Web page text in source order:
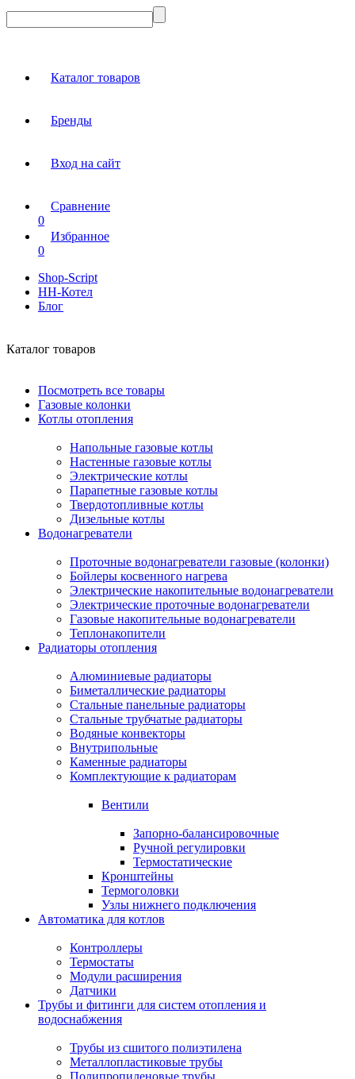
Каталог товаров
Бренды
Вход на сайт
Сравнение
0
Избранное
0
Shop-Script
НН-Котел
Блог
Каталог товаров
Посмотреть все товары
Газовые колонки
Котлы отопления
Напольные газовые котлы
Настенные газовые котлы
Электрические котлы
Парапетные газовые котлы
Твердотопливные котлы
Дизельные котлы
Водонагреватели
Проточные водонагреватели газовые (колонки)
Бойлеры косвенного нагрева
Электрические накопительные водонагреватели
Электрические проточные водонагреватели
Газовые накопительные водонагреватели
Теплонакопители
Радиаторы отопления
Алюминиевые радиаторы
Биметаллические радиаторы
Стальные панельные радиаторы
Стальные трубчатые радиаторы
Водяные конвекторы
Внутрипольные
Каменные радиаторы
Комплектующие к радиаторам
Вентили
Запорно-балансировочные
Ручной регулировки
Термостатические
Кронштейны
Термоголовки
Узлы нижнего подключения
Автоматика для котлов
Контроллеры
Термостаты
Модули расширения
Датчики
Трубы и фитинги для систем отопления и
водоснабжения
Трубы из сшитого полиэтилена
Металлопластиковые трубы
Полипропиленовые трубы